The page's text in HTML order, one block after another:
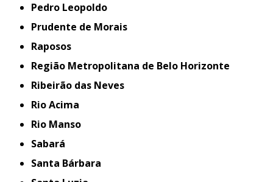
Pedro Leopoldo
Prudente de Morais
Raposos
Região Metropolitana de Belo Horizonte
Ribeirão das Neves
Rio Acima
Rio Manso
Sabará
Santa Bárbara